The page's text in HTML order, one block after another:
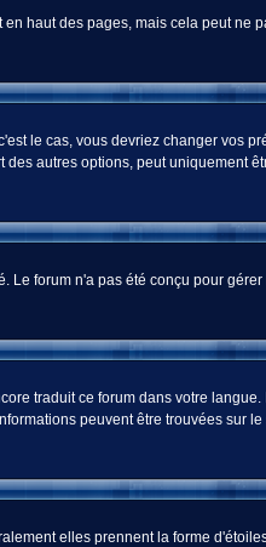
haut des pages, mais cela peut ne
le cas, vous devriez changer vos
autres options, peut uniquement
forum n'a pas été conçu pour
traduit ce forum dans votre
peuvent être trouvées sur
elles prennent la forme